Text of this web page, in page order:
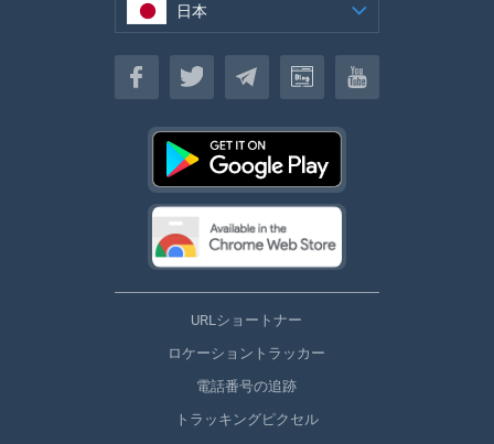
日本
日本
URLショートナー
ロケーショントラッカー
電話番号の追跡
トラッキングピクセル